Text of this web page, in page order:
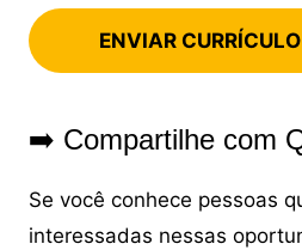
ENVIAR
➡️ Compartilhe com
Se você conhece pessoas
interessadas nessas